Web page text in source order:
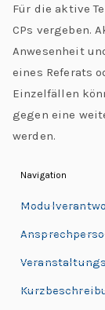
Für die aktive
CPs vergeben.
Anwesenheit
eines Referats
Einzelfällen
gegen eine
werden.
Navigation